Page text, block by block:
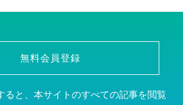
無料会員登録
ると、本サイトのすべての記事を閲覧